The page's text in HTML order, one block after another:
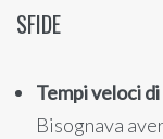
SFIDE
Tempi veloci
Bisognava